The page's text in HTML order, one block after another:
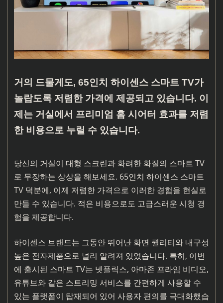
거의 드물게도, 65인치 하이센스 스마트 TV가
놀랍도록 저렴한 가격에 제공되고 있습니다. 이
제는 거실에서 프리미엄 홈 시어터 효과를 저렴
한 비용으로 누릴 수 있습니다.
당신의 거실이 대형 스크린과 화려한 화질의 스마트 TV
로 무장하는 상상을 해보세요. 65인치 하이센스 스마트
TV 덕분에, 이제 저렴한 가격으로 이러한 경험을 현실로
만들 수 있습니다. 적은 비용으로도 고급스러운 시청 경
험을 제공합니다.
하이센스 브랜드는 그동안 뛰어난 화면 퀄리티와 내구성
높은 전자제품으로 널리 알려져 있었습니다. 특히, 이번
에 출시된 스마트 TV는 넷플릭스, 아마존 프라임 비디오,
유튜브와 같은 스트리밍 서비스를 간편하게 사용할 수
있는 플랫폼이 탑재되어 있어 사용자 편의를 극대화했습